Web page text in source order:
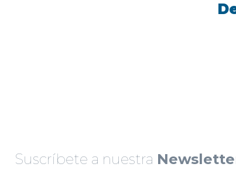
Suscríbete a nuestra